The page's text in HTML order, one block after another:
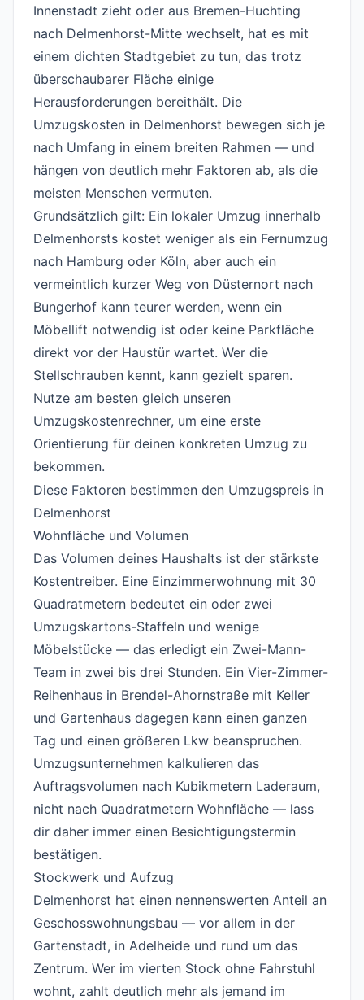
Innenstadt zieht oder aus Bremen-Huchting
nach Delmenhorst-Mitte wechselt, hat es mit
einem dichten Stadtgebiet zu tun, das trotz
überschaubarer Fläche einige
Herausforderungen bereithält. Die
Umzugskosten in Delmenhorst bewegen sich je
nach Umfang in einem breiten Rahmen — und
hängen von deutlich mehr Faktoren ab, als die
meisten Menschen vermuten.
Grundsätzlich gilt: Ein lokaler Umzug innerhalb
Delmenhorsts kostet weniger als ein Fernumzug
nach Hamburg oder Köln, aber auch ein
vermeintlich kurzer Weg von Düsternort nach
Bungerhof kann teurer werden, wenn ein
Möbellift notwendig ist oder keine Parkfläche
direkt vor der Haustür wartet. Wer die
Stellschrauben kennt, kann gezielt sparen.
Nutze am besten gleich unseren
Umzugskostenrechner, um eine erste
Orientierung für deinen konkreten Umzug zu
bekommen.
Diese Faktoren bestimmen den Umzugspreis in
Delmenhorst
Wohnfläche und Volumen
Das Volumen deines Haushalts ist der stärkste
Kostentreiber. Eine Einzimmerwohnung mit 30
Quadratmetern bedeutet ein oder zwei
Umzugskartons-Staffeln und wenige
Möbelstücke — das erledigt ein Zwei-Mann-
Team in zwei bis drei Stunden. Ein Vier-Zimmer-
Reihenhaus in Brendel-Ahornstraße mit Keller
und Gartenhaus dagegen kann einen ganzen
Tag und einen größeren Lkw beanspruchen.
Umzugsunternehmen kalkulieren das
Auftragsvolumen nach Kubikmetern Laderaum,
nicht nach Quadratmetern Wohnfläche — lass
dir daher immer einen Besichtigungstermin
bestätigen.
Stockwerk und Aufzug
Delmenhorst hat einen nennenswerten Anteil an
Geschosswohnungsbau — vor allem in der
Gartenstadt, in Adelheide und rund um das
Zentrum. Wer im vierten Stock ohne Fahrstuhl
wohnt, zahlt deutlich mehr als jemand im